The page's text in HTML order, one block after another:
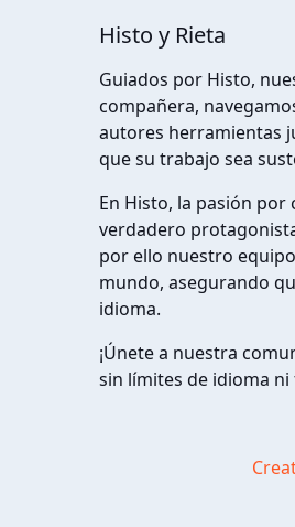
Histo y Rieta
Guiados por Histo,
compañera,
autores herramientas
que su trabajo sea
En Histo, la pasión por
verdadero
por ello nuestro
mundo, asegurando
idioma.
¡Únete a nuestra
sin límites de idioma